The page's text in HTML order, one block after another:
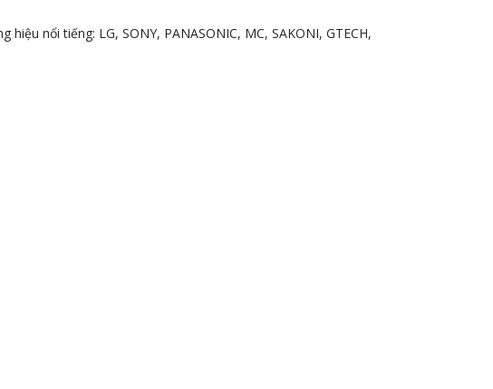
nổi tiếng: LG, SONY, PANASONIC, MC, SAKONI, GTECH,